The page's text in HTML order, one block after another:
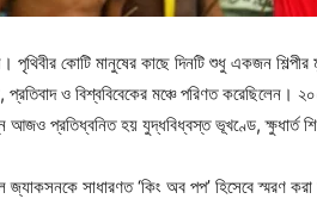
পৃথিবীর কোটি মানুষের কাছে দিনটি শুধু একজন
প্রতিবাদ ও বিশ্ববিবেকের মঞ্চে পরিণত করেছিলেন।
আজও প্রতিধ্বনিত হয় যুদ্ধবিধ্বস্ত ভূখণ্ডে, ক্ষুধার্ত
জ্যাকসনকে সাধারণত ‘কিং অব পপ’ হিসেবে স্মরণ